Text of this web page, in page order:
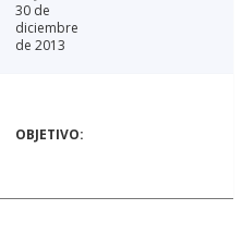
30 de
diciembre
de 2013